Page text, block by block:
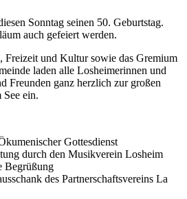
Sonntag seinen 50. Geburtstag.
auch gefeiert werden.
Freizeit und Kultur sowie das Gremium
laden alle Losheimerinnen und
Freunden ganz herzlich zur großen
See ein.
Gottesdienst
durch den Musikverein Losheim
Begrüßung
des Partnerschaftsvereins La